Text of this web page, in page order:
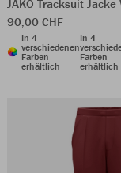
JAKO Tracksuit Jacke
90,00 CHF
In 4
verschiedenen
Farben
erhältlich
In 4
Farben
erhältlich